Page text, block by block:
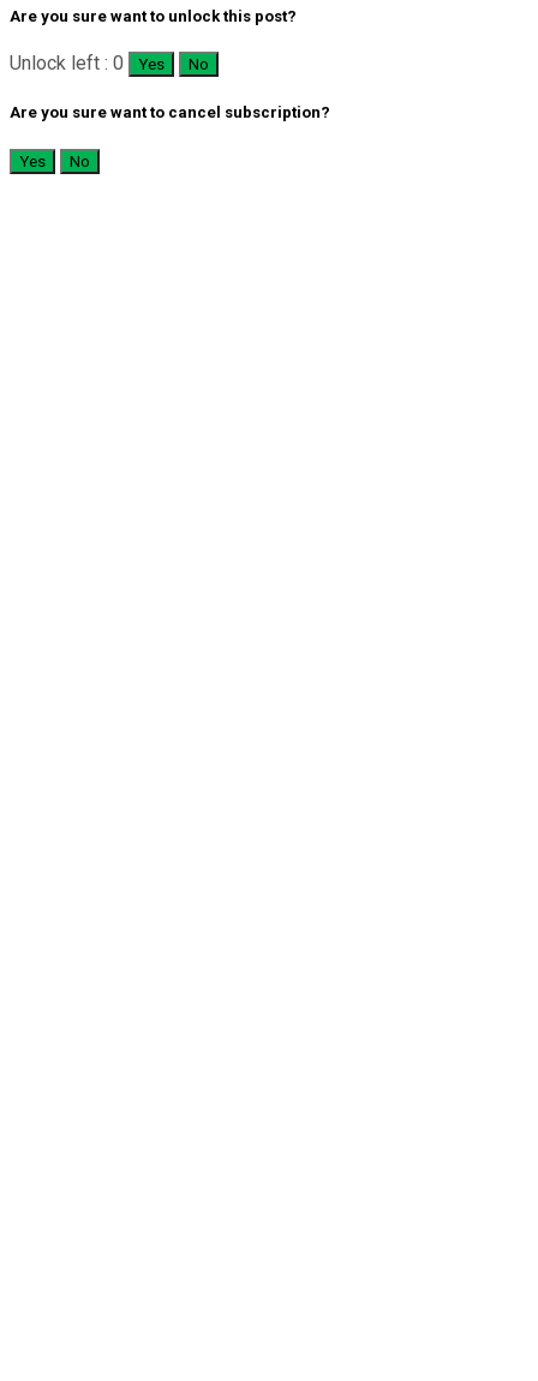
Are you sure want to unlock this post?
Unlock left : 0 Yes No
Are you sure want to cancel subscription?
Yes No